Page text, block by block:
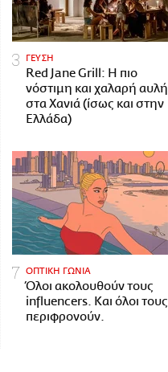
ΓΕΥΣΗ
Red Jane Grill: Η πιο
νόστιμη και χαλαρή αυλή
στα Χανιά (ίσως και στην
Ελλάδα)
ΟΠΤΙΚΗ ΓΩΝΙΑ
Όλοι ακολουθούν τους
influencers. Και όλοι τους
περιφρονούν.